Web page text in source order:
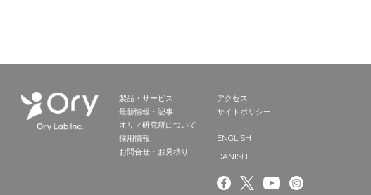
製品・サービス
最新情報・記事
オリィ研究所について
採用情報
お問合せ・お見積り
アクセス
サイトポリシー
ENGLISH
DANISH